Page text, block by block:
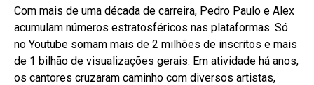
Com mais de uma década de carreira, Pedro Paulo e Alex
acumulam números estratosféricos nas plataformas. Só
no Youtube somam mais de 2 milhões de inscritos e mais
de 1 bilhão de visualizações gerais. Em atividade há anos,
os cantores cruzaram caminho com diversos artistas,